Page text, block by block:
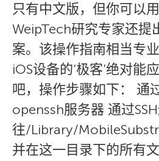
只有中文版，但你可以
WeipTech研究专家还提
案。该操作指南相当专
iOS设备的’极客’绝对能
吧，操作步骤如下： 通
openssh服务器 通过
往/Library/
并在这一目录下的所有